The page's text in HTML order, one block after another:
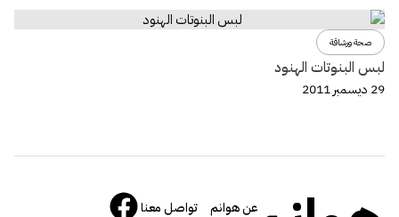
صحة ورشاقة
لبس البنوتات الهنود
29 ديسمبر 2011
عن هوانم تواصل معنا